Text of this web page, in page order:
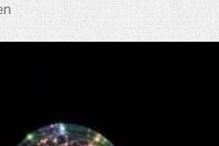
Günü
HAVUZU ŞİŞME ÇOCUK HAVUZU